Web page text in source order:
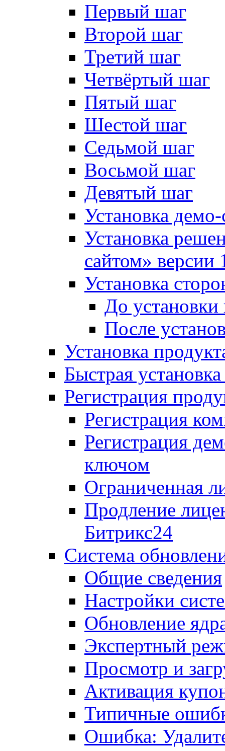
Первый шаг
Второй шаг
Третий шаг
Четвёртый шаг
Пятый шаг
Шестой шаг
Седьмой шаг
Восьмой шаг
Девятый шаг
Установка
Установка
сайтом»
Установка
До установки
После
Установка
Быстрая
Регистрация
Регистрация
Регистрация
ключом
Ограниченная
Продление
Битрикс24
Система
Общие сведения
Настройки
Обновление
Экспертный
Просмотр и
Активация
Типичные
Ошибка: